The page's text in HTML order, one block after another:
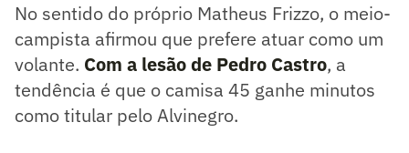
No sentido do próprio Matheus Frizzo, o meio-
campista afirmou que prefere atuar como um
volante. Com a lesão de Pedro Castro, a
tendência é que o camisa 45 ganhe minutos
como titular pelo Alvinegro.